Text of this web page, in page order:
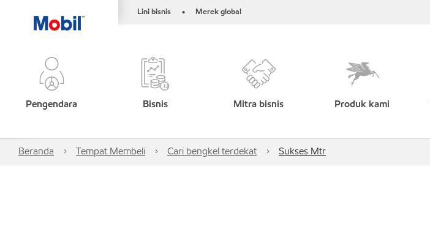
Lini bisnis • Merek global
Pengendara Bisnis Mitra bisnis Produk kami
Beranda Tempat Membeli Cari bengkel terdekat Sukses Mtr